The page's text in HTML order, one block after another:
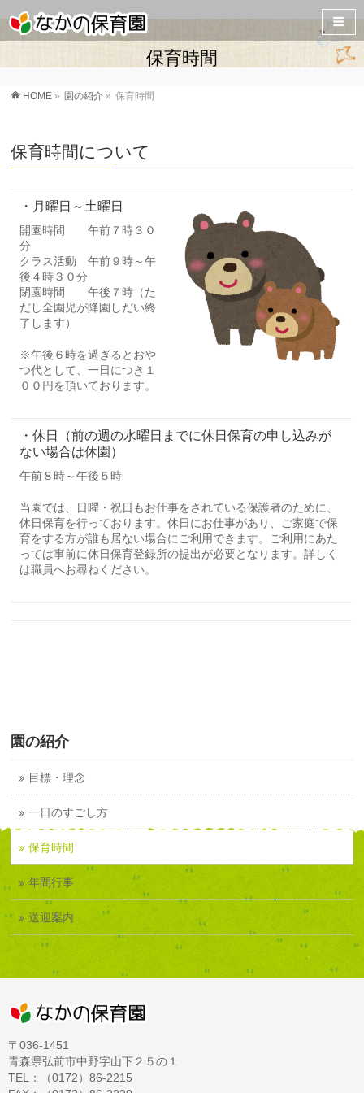
保育時間
HOME » 園の紹介 » 保育時間
保育時間について
・月曜日～土曜日
開園時間 午前７時３０
分
クラス活動 午前９時～午
後４時３０分
閉園時間 午後７時（た
だし全園児が降園しだい終
了します）
※午後６時を過ぎるとおや
つ代として、一日につき１
００円を頂いております。
・休日（前の週の水曜日までに休日保育の申し込みが
ない場合は休園）
午前８時～午後５時
当園では、日曜・祝日もお仕事をされている保護者のために、
休日保育を行っております。休日にお仕事があり、ご家庭で保
育をする方が誰も居ない場合にご利用できます。ご利用にあた
っては事前に休日保育登録所の提出が必要となります。詳しく
は職員へお尋ねください。
園の紹介
目標・理念
一日のすごし方
保育時間
年間行事
送迎案内
〒036-1451
青森県弘前市中野字山下２５の１
TEL：（0172）86-2215